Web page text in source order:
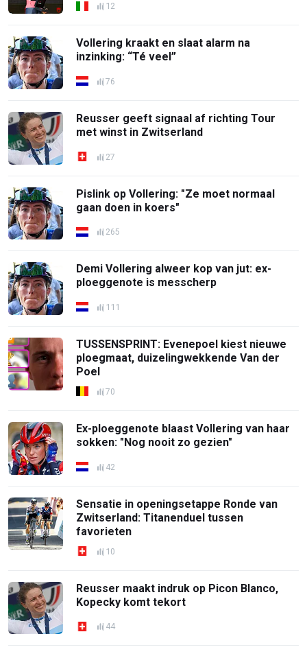
12
Vollering kraakt en slaat alarm na
inzinking: “Té veel”
76
Reusser geeft signaal af richting Tour
met winst in Zwitserland
27
Pislink op Vollering: "Ze moet normaal
gaan doen in koers"
265
Demi Vollering alweer kop van jut: ex-
ploeggenote is messcherp
111
TUSSENSPRINT: Evenepoel kiest nieuwe
ploegmaat, duizelingwekkende Van der
Poel
70
Ex-ploeggenote blaast Vollering van haar
sokken: "Nog nooit zo gezien"
42
Sensatie in openingsetappe Ronde van
Zwitserland: Titanenduel tussen
favorieten
10
Reusser maakt indruk op Picon Blanco,
Kopecky komt tekort
44